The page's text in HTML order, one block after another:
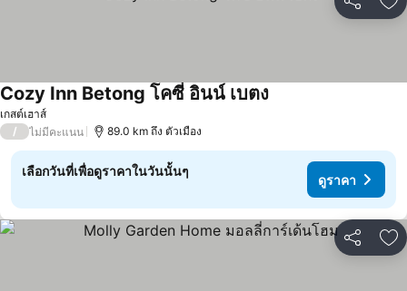
แชร์ เ
เกสต์เฮาส์
Cozy Inn Betong โคซี่ อินน์ เบตง
/ ไม่มีคะแนน 89.0 km ถึง ตัวเมือง
เลือกวันที่เพื่อดูราคาในวันนั้นๆ
ดูราคา
แชร์ เ